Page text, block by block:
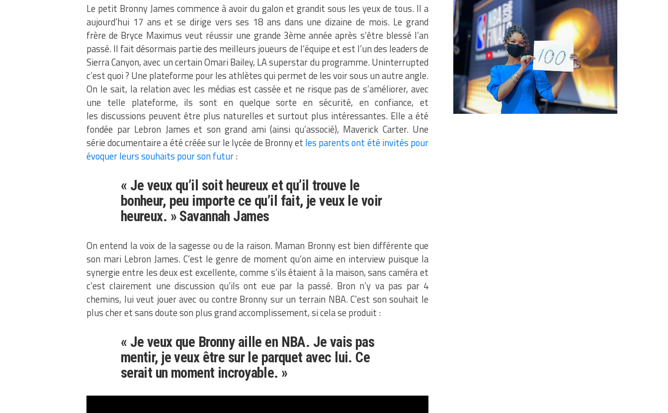
Le petit Bronny James commence à avoir du galon et grandit sous les yeux de tous. Il a
aujourd’hui 17 ans et se dirige vers ses 18 ans dans une dizaine de mois. Le grand
frère de Bryce Maximus veut réussir une grande 3ème année après s’être blessé l’an
passé. Il fait désormais partie des meilleurs joueurs de l’équipe et est l’un des leaders de
Sierra Canyon, avec un certain Omari Bailey, LA superstar du programme. Uninterrupted
c’est quoi ? Une plateforme pour les athlètes qui permet de les voir sous un autre angle.
On le sait, la relation avec les médias est cassée et ne risque pas de s’améliorer, avec
une telle plateforme, ils sont en quelque sorte en sécurité, en confiance, et
les discussions peuvent être plus naturelles et surtout plus intéressantes. Elle a été
fondée par Lebron James et son grand ami (ainsi qu’associé), Maverick Carter. Une
série documentaire a été créée sur le lycée de Bronny et les parents ont été invités pour
évoquer leurs souhaits pour son futur:
« Je veux qu’il soit heureux et qu’il trouve le
bonheur, peu importe ce qu’il fait, je veux le voir
heureux. » Savannah James
On entend la voix de la sagesse ou de la raison. Maman Bronny est bien différente que
son mari Lebron James. C’est le genre de moment qu’on aime en interview puisque la
synergie entre les deux est excellente, comme s’ils étaient à la maison, sans caméra et
c’est clairement une discussion qu’ils ont eue par la passé. Bron n’y va pas par 4
chemins, lui veut jouer avec ou contre Bronny sur un terrain NBA. C’est son souhait le
plus cher et sans doute son plus grand accomplissement, si cela se produit :
« Je veux que Bronny aille en NBA. Je vais pas
mentir, je veux être sur le parquet avec lui. Ce
serait un moment incroyable. »